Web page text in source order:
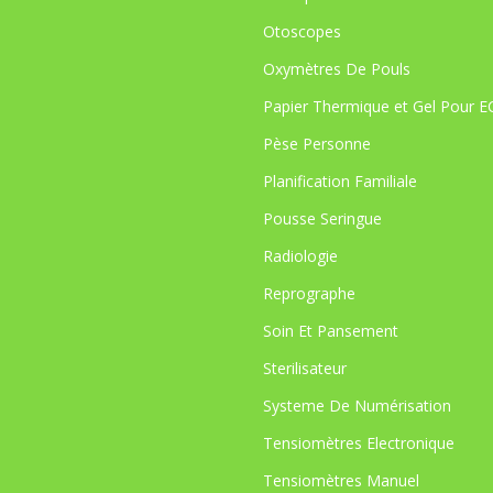
Otoscopes
Oxymètres De Pouls
Papier Thermique et Gel Pour
Pèse Personne
Planification Familiale
Pousse Seringue
Radiologie
Reprographe
Soin Et Pansement
Sterilisateur
Systeme De Numérisation
Tensiomètres Electronique
Tensiomètres Manuel